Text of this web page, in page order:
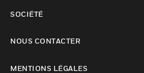
SOCIÉTÉ
NOUS CONTACTER
MENTIONS LÉGALES